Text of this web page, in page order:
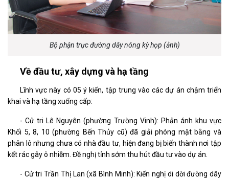
Bộ phận trực đường dây nóng kỳ họp (ảnh)
Về đầu tư, xây dựng và hạ tầng
Lĩnh vực này có 05 ý kiến, tập trung vào các dự án chậm triển
khai và hạ tầng xuống cấp:
- Cử tri Lê Nguyên (phường Trường Vinh): Phản ánh khu vực
Khối 5, 8, 10 (phường Bến Thủy cũ) đã giải phóng mặt bằng và
phân lô nhưng chưa có nhà đầu tư, hiện đang bị biến thành nơi tập
kết rác gây ô nhiễm. Đề nghị tỉnh sớm thu hút đầu tư vào dự án.
- Cử tri Trần Thị Lan (xã Bình Minh): Kiến nghị di dời đường dây